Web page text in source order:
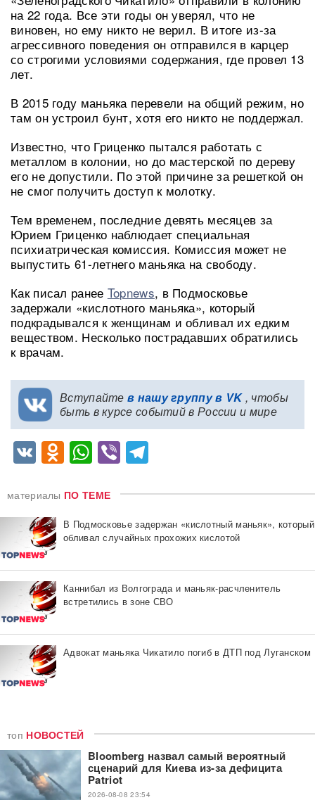
на 22 года. Все эти годы он уверял, что не
виновен, но ему никто не верил. В итоге из-за
агрессивного поведения он отправился в карцер
со строгими условиями содержания, где провел 13
лет.
В 2015 году маньяка перевели на общий режим, но
там он устроил бунт, хотя его никто не поддержал.
Известно, что Гриценко пытался работать с
металлом в колонии, но до мастерской по дереву
его не допустили. По этой причине за решеткой он
не смог получить доступ к молотку.
Тем временем, последние девять месяцев за
Юрием Гриценко наблюдает специальная
психиатрическая комиссия. Комиссия может не
выпустить 61-летнего маньяка на свободу.
Как писал ранее Topnews, в Подмосковье
задержали «кислотного маньяка», который
подкрадывался к женщинам и обливал их едким
веществом. Несколько пострадавших обратились
к врачам.
Вступайте в нашу группу в VK, чтобы
быть в курсе событий в России и мире
VKOdnoklassniki
WhatsApp
Viber
материалы ПО ТЕМЕ
В Подмосковье задержан «кислотный маньяк», который
обливал случайных прохожих кислотой
Каннибал из Волгограда и маньяк-расчленитель
встретились в зоне СВО
Адвокат маньяка Чикатило погиб в ДТП под Луганском
топ НОВОСТЕЙ
Bloomberg назвал самый вероятный
сценарий для Киева из-за дефицита
Patriot
2026-08-08 23:54